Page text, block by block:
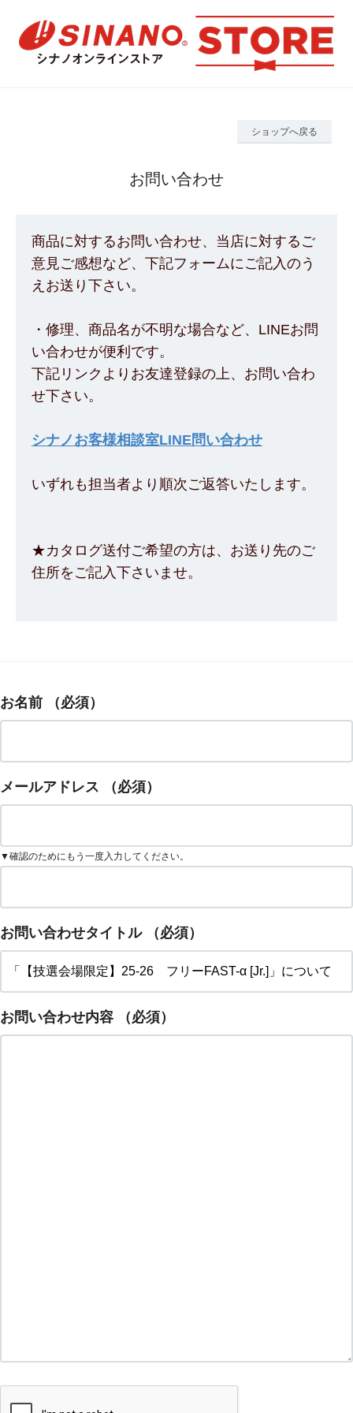
ショップへ戻る
お問い合わせ
商品に対するお問い合わせ、当店に対するご
意見ご感想など、下記フォームにご記入のう
えお送り下さい。
・修理、商品名が不明な場合など、LINEお問
い合わせが便利です。
下記リンクよりお友達登録の上、お問い合わ
せ下さい。
シナノお客様相談室LINE問い合わせ
いずれも担当者より順次ご返答いたします。
★カタログ送付ご希望の方は、お送り先のご
住所をご記入下さいませ。
お名前 （必須）
メールアドレス （必須）
▼確認のためにもう一度入力してください。
お問い合わせタイトル （必須）
お問い合わせ内容 （必須）